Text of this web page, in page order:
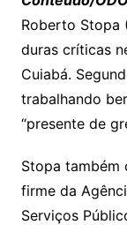
n
k
p
p
a
g
e
k.
c
o
m
Roberto Stopa
duras críticas
Cuiabá.
trabalhando
“presente de
Stopa também
firme da
Serviços